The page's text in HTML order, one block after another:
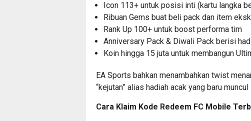
Icon 113+ untuk posisi inti (kartu langka
Ribuan Gems buat beli pack dan item
Rank Up 100+ untuk boost performa tim
Anniversary Pack & Diwali Pack berisi
Koin hingga 15 juta untuk membangun
EA Sports bahkan menambahkan twist
“kejutan” alias hadiah acak yang baru
Cara Klaim Kode Redeem FC Mobile